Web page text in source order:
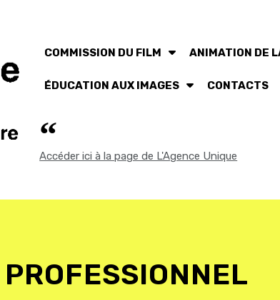
COMMISSION DU FILM ANIMATION DE
ÉDUCATION AUX IMAGES CONTACTS
Accéder ici à la page de L'Agence Unique